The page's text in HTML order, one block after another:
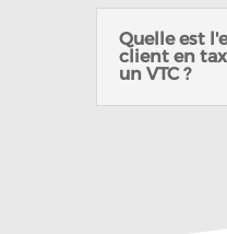
Quelle est
client en
un VTC ?